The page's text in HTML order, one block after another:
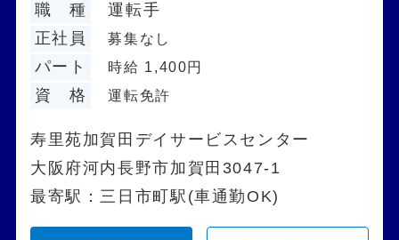
職 種
運転手
正社員
募集なし
パート 時給 1,400円
資 格 運転免許
寿里苑加賀田デイサービスセンター
大阪府河内長野市加賀田3047-1
最寄駅：三日市町駅(車通勤OK)